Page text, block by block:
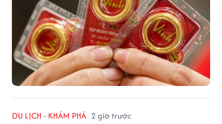
DU LỊCH - KHÁM PHÁ 2 giờ trước